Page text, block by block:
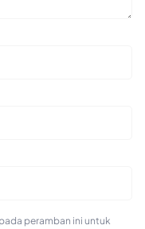
peramban ini untuk